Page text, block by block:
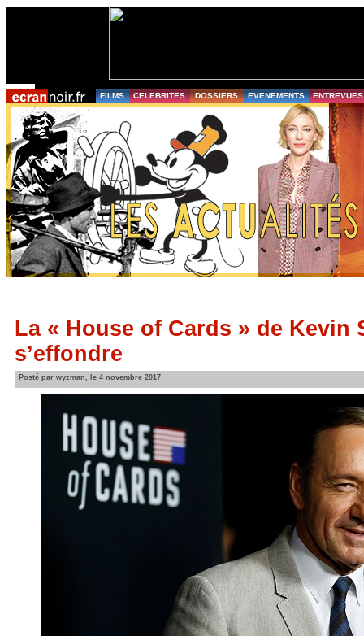
FILMS CELEBRITES DOSSIERS EVENEMENTS ENTREVUES
La « House of Cards » de Kevin
s’effondre
Posté par wyzman, le 4 novembre 2017